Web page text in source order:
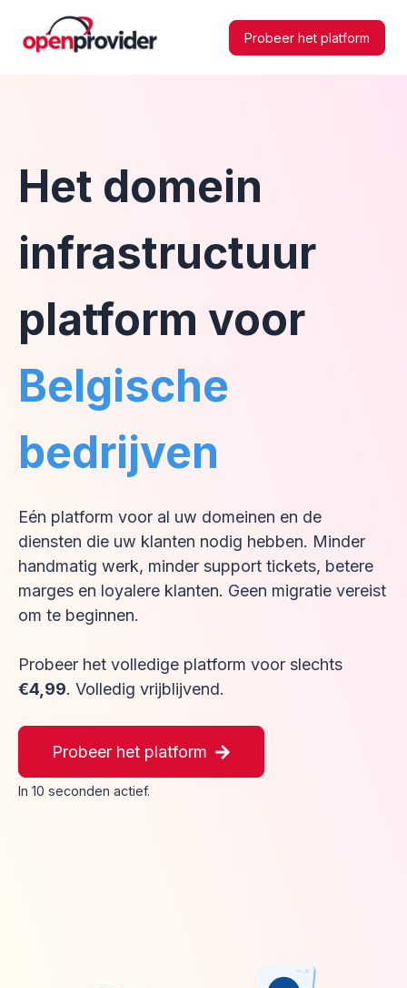
Probeer het platform
Het domein
infrastructuur
platform voor
Belgische
bedrijven
Eén platform voor al uw domeinen en de
diensten die uw klanten nodig hebben. Minder
handmatig werk, minder support tickets, betere
marges en loyalere klanten. Geen migratie vereist
om te beginnen.
Probeer het volledige platform voor slechts
€4,99. Volledig vrijblijvend.
Probeer het platform
In 10 seconden actief.